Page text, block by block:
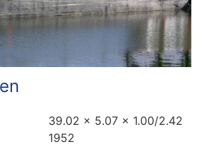
39.02 x 5.07 x 1.00/2.42
1952